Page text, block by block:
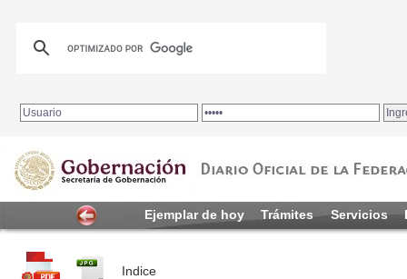
Ejemplar de hoy Trámites Servicios
Indice